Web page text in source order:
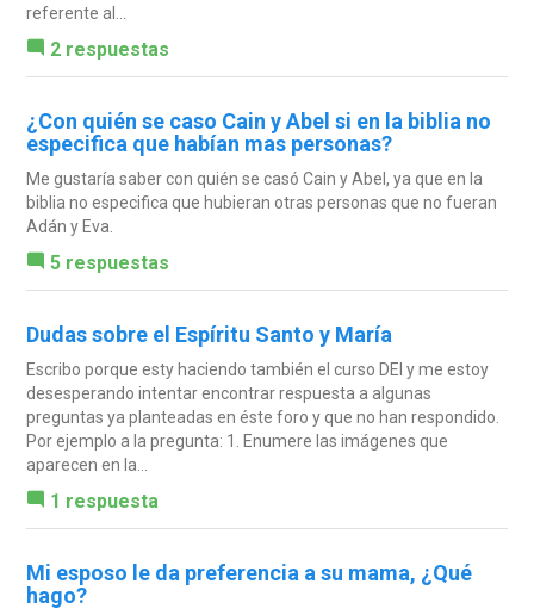
referente al...
2 respuestas
¿Con quién se caso Cain y Abel si en la biblia no
especifica que habían mas personas?
Me gustaría saber con quién se casó Cain y Abel, ya que en la
biblia no especifica que hubieran otras personas que no fueran
Adán y Eva.
5 respuestas
Dudas sobre el Espíritu Santo y María
Escribo porque esty haciendo también el curso DEI y me estoy
desesperando intentar encontrar respuesta a algunas
preguntas ya planteadas en éste foro y que no han respondido.
Por ejemplo a la pregunta: 1. Enumere las imágenes que
aparecen en la...
1 respuesta
Mi esposo le da preferencia a su mama, ¿Qué
hago?